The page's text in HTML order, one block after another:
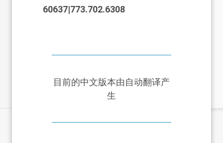
60637|773.702.6308
目前的中文版本由自动翻译产
生